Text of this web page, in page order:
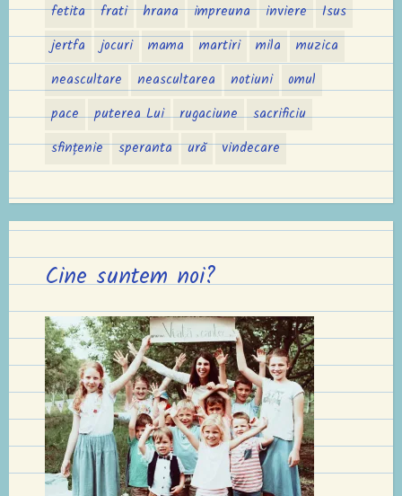
fetita
frati hrana impreuna inviere
Isus
jertfa
jocuri mama martiri mila
muzica
neascultare
neascultarea notiuni
omul
pace
puterea Lui rugaciune
sacrificiu
sfințenie
speranta ură vindecare
Cine suntem noi?